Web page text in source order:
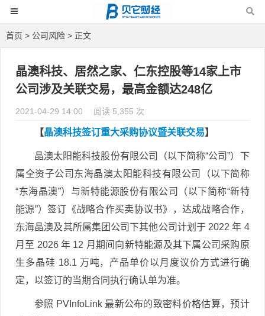
首页 > 公司风险 > 正文
晶澳科技、居然之家、仁东控股等14家上市
公司涉及关联交易，最高金额达248亿
2021-04-29 14:00 阅读 5,355 次
【晶澳科技签订重大采购协议暨关联交易】
晶澳太阳能科技股份有限公司（以下简称“公司”）下
属全资子公司东海晶澳太阳能科技有限公司（以下简称
“东海晶澳”）与新特能源股份有限公司（以下简称“新特
能源”）签订《战略合作买卖协议书》，达成战略合作，
东海晶澳及其所属集团公司下其他公司计划于 2022 年 4
月至 2026 年 12 月期间向新特能源及其下属公司采购原
生多晶硅 18.1 万吨，产品单价以月度议价方式进行确
定，以签订的当期合同执行确认单为准。
参照 PVInfoLink 最新公布的致密料价格估算，预计